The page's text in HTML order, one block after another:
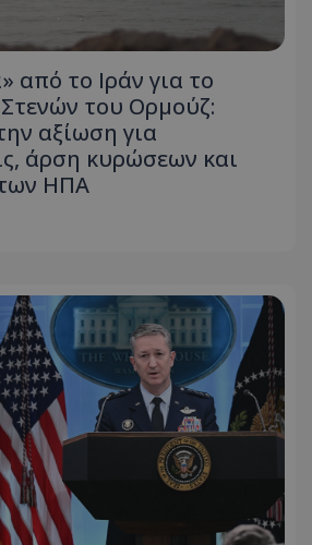
από το Ιράν για το
του Ορμούζ:
αξίωση για
άρση κυρώσεων και
ΗΠΑ